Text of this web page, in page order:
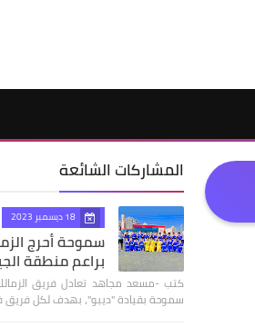
المشاركات الشائعة
18 ديسمبر 2023
سموحة أحرج
براعم منطقة
سموحة بقيادة "ديبو"، بهدف لكل فريق